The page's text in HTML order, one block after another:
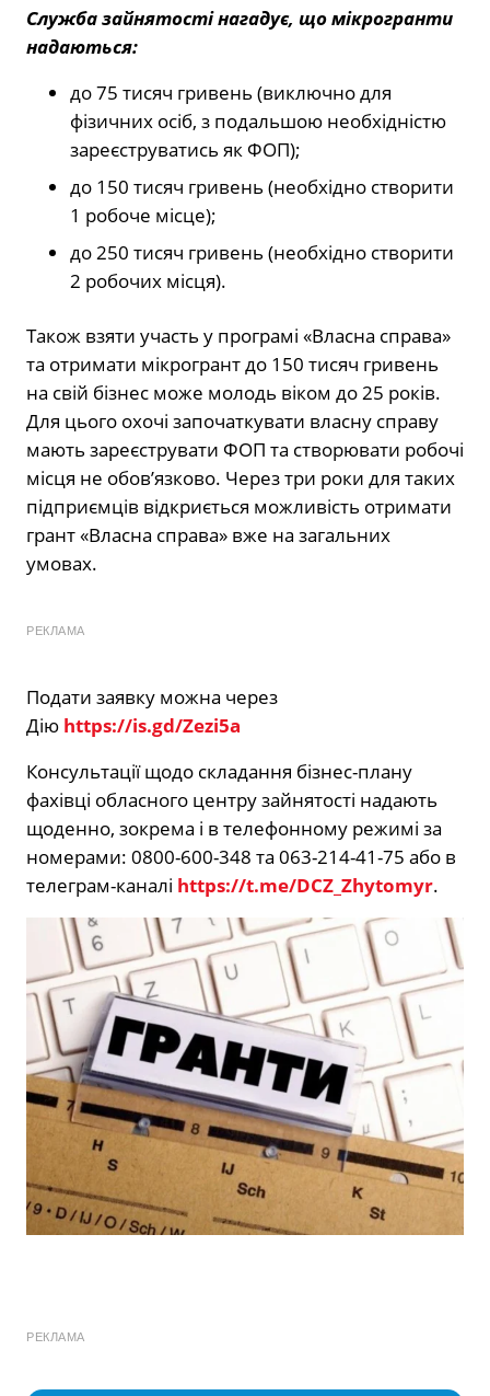
Служба зайнятості нагадує, що мікрогранти
надаються:
до 75 тисяч гривень (виключно для
фізичних осіб, з подальшою необхідністю
зареєструватись як ФОП);
до 150 тисяч гривень (необхідно створити
1 робоче місце);
до 250 тисяч гривень (необхідно створити
2 робочих місця).
Також взяти участь у програмі «Власна справа»
та отримати мікрогрант до 150 тисяч гривень
на свій бізнес може молодь віком до 25 років.
Для цього охочі започаткувати власну справу
мають зареєструвати ФОП та створювати робочі
місця не обов’язково. Через три роки для таких
підприємців відкриється можливість отримати
грант «Власна справа» вже на загальних
умовах.
РЕКЛАМА
Подати заявку можна через
Дію https://is.gd/Zezi5a
Консультації щодо складання бізнес-плану
фахівці обласного центру зайнятості надають
щоденно, зокрема і в телефонному режимі за
номерами: 0800-600-348 та 063-214-41-75 або в
телеграм-каналі https://t.me/DCZ_Zhytomyr.
РЕКЛАМА